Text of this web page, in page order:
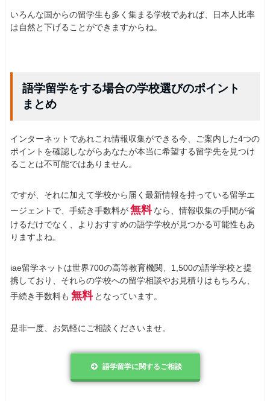
いろんな国からの留学生も多く集まる学校であれば、日本人比率
は自然と下げることができますからね。
語学留学をする場合の学校選びのポイント
まとめ
インターネットであれこれ情報収集ができる今、ご案内した4つの
ポイントを確認しながらあなたが本当に希望する留学先を見つけ
ることは不可能ではありません。
ですが、それに加えて学校から届く最新情報を持っている留学エ
ージェントで、手続き手数料が 無料 なら、情報収集の手間が省
けるだけでなく、よりおすすめの語学学校が見つかる可能性もあ
りますよね。
iae留学ネットは世界700の高等教育機関、1,500の語学学校と提
携しており、それらの学校への留学相談やお見積りはもちろん、
手続き手数料も 無料 となっています。
是非一度、お気軽にご相談くださいませ。
語学留学に関するご相談